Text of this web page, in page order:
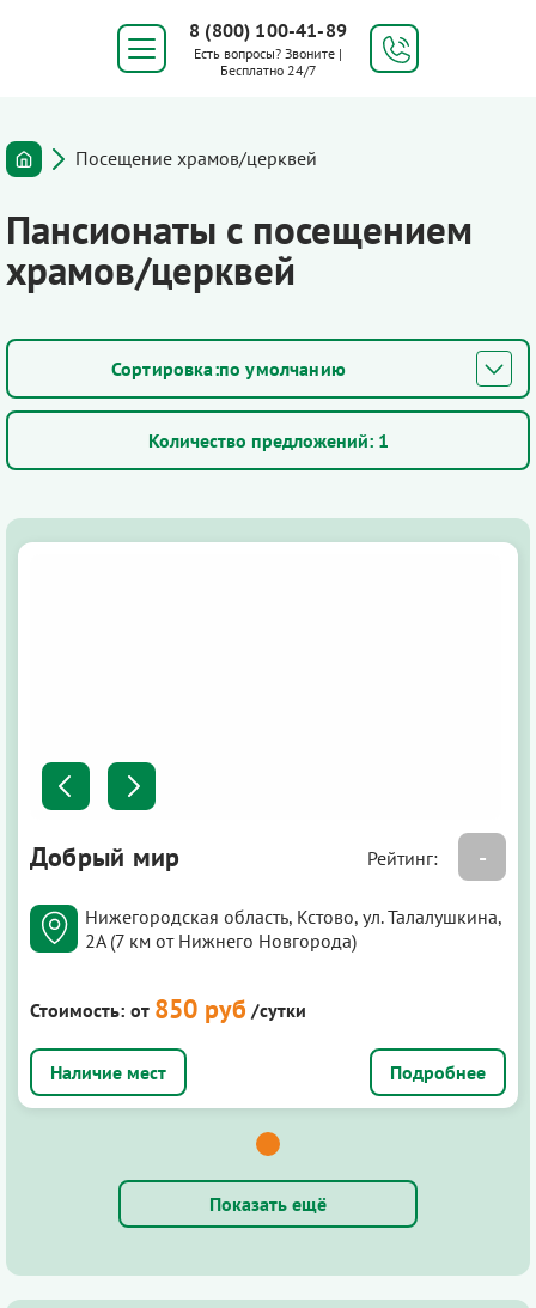
8 (800) 100-41-89
Есть вопросы? Звоните |
Бесплатно 24/7
Посещение храмов/церквей
Пансионаты с посещением
храмов/церквей
по умолчанию
Количество предложений: 1
Добрый мир Рейтинг: -
Нижегородская область, Кстово, ул. Талалушкина,
2А (7 км от Нижнего Новгорода)
Стоимость: от 850 руб /сутки
Подробнее
Показать ещё